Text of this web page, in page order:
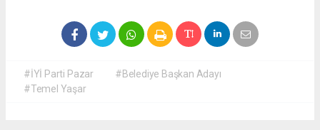
#İYİ Parti Pazar
#Belediye Başkan Adayı
#Temel Yaşar